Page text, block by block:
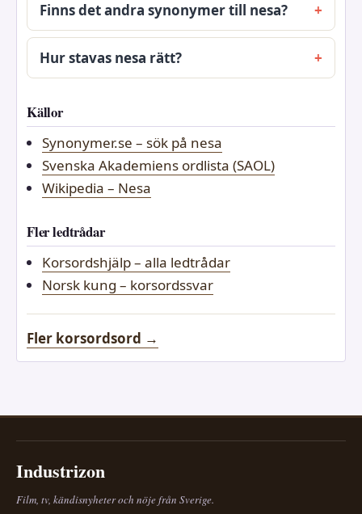
Finns det andra synonymer till nesa?
Hur stavas nesa rätt?
Källor
Synonymer.se – sök på nesa
Svenska Akademiens ordlista (SAOL)
Wikipedia – Nesa
Fler ledtrådar
Korsordshjälp – alla ledtrådar
Norsk kung – korsordssvar
Fler korsordsord →
Industrizon
Film, tv, kändisnyheter och nöje från Sverige.